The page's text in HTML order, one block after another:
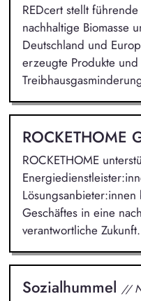
REDcert stellt
nachhaltige Biomasse
Deutschland und
erzeugte Produkte
ROCKETHOME
ROCKETHOME
Geschäftes in eine
verantwortliche Zukunft.
Sozialhummel //